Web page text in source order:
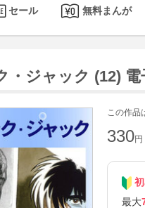
セール 無料まんが
・ジャック (12) 電
この作品
330円
最大